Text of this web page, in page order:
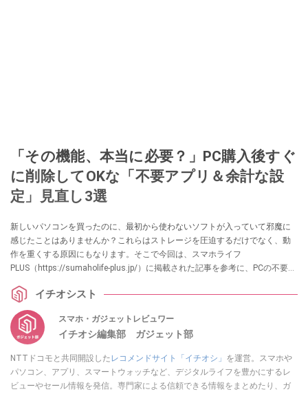
「その機能、本当に必要？」PC購入後すぐ
に削除してOKな「不要アプリ＆余計な設
定」見直し3選
新しいパソコンを買ったのに、最初から使わないソフトが入っていて邪魔に
感じたことはありませんか？これらはストレージを圧迫するだけでなく、動
作を重くする原因にもなります。そこで今回は、スマホライフ
PLUS（https://sumaholife-plus.jp/）に掲載された記事を参考に、PCの不要ア
確認ください。
イチオシスト
スマホ・ガジェットレビュワー
イチオシ編集部 ガジェット部
NTTドコモと共同開設した レコメンドサイト「イチオシ」 を運営。スマホや
パソコン、アプリ、スマートウォッチなど、デジタルライフを豊かにするレ
ビューやセール情報を発信。専門家による信頼できる情報をまとめたり、ガ